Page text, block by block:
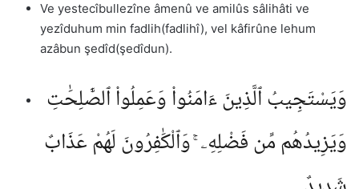
Ve yestecîbullezîne âmenû ve amilûs sâlihâti ve
yezîduhum min fadlih(fadlihî), vel kâfirûne lehum
azâbun şedîd(şedîdun).
وَيَسْتَجِيبُ ٱلَّذِينَ ءَامَنُوا۟ وَعَمِلُوا۟ ٱلصَّٰلِحَٰتِ
وَيَزِيدُهُم مِّن فَضْلِهِۦ ۚ وَٱلْكَٰفِرُونَ لَهُمْ عَذَابٌ